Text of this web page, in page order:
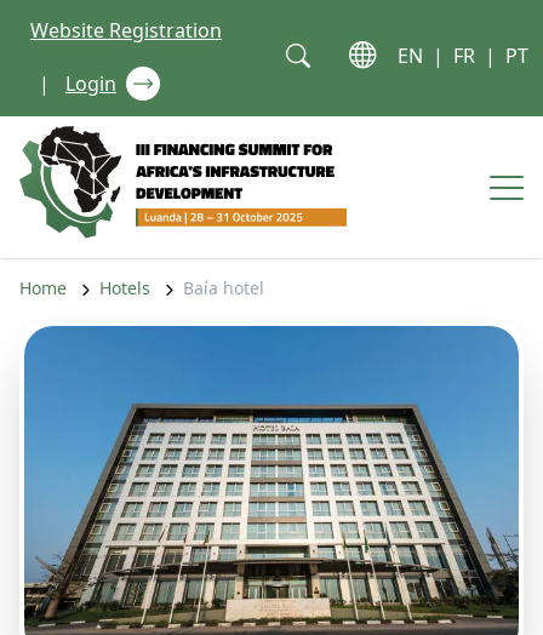
Website Registration
|
Login
EN | FR | PT
Home Hotels Baía hotel